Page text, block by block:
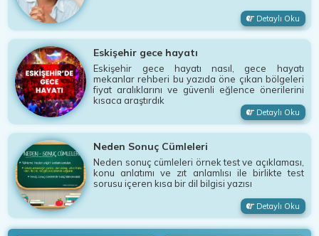
Detaylı Oku
Eskişehir gece hayatı
Eskişehir gece hayatı nasıl, gece hayatı
mekanlar rehberi bu yazıda öne çıkan bölgeleri
fiyat aralıklarını ve güvenli eğlence önerilerini
kısaca araştırdık
Detaylı Oku
Neden Sonuç Cümleleri
Neden sonuç cümleleri örnek test ve açıklaması,
konu anlatımı ve zıt anlamlısı ile birlikte test
sorusu içeren kısa bir dil bilgisi yazısı
Detaylı Oku